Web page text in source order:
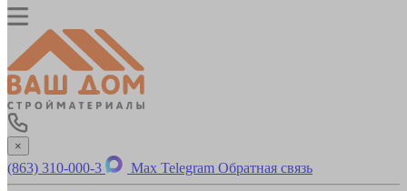
×
(863) 310-000-3 Max Telegram Обратная связь